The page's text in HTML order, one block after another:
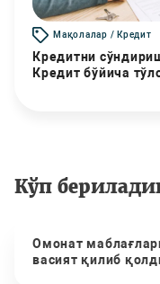
Мақолалар / Кредит
Кредитни
Кредит бўйича
Кўп
Омонат
васият қилиб